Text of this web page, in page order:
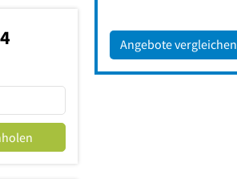
Angebote vergleichen